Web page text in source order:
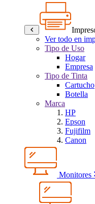
Ver todo en
Tipo de Uso
Hogar
Empresa
Tipo de Tinta
Cartucho
Botella
Marca
HP
Epson
Fujifilm
Canon
Monitores